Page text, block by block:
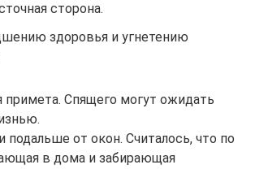
сторона.
здоровья и угнетению
примета. Спящего могут ожидать
подальше от окон. Считалось, что по
в дома и забирающая